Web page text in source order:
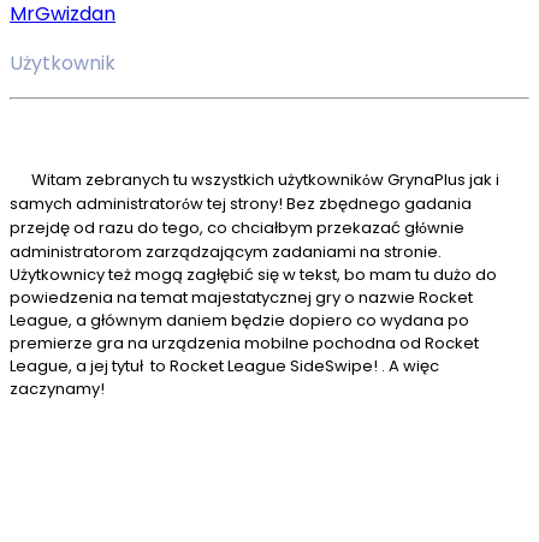
MrGwizdan
Użytkownik
Witam zebranych tu wszystkich użytkowników GrynaPlus jak i
samych administratorów tej strony! Bez zbędnego gadania
przejdę od razu do tego, co chciałbym przekazać głównie
administratorom zarządzającym zadaniami na stronie.
Użytkownicy też mogą zagłębić się w tekst, bo mam tu dużo do
powiedzenia na temat majestatycznej gry o nazwie Rocket
League, a głównym daniem będzie dopiero co wydana po
premierze gra na urządzenia mobilne pochodna od Rocket
League, a jej tytuł to Rocket League SideSwipe! . A więc
zaczynamy!